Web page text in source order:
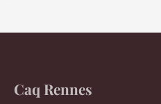
Caq Rennes